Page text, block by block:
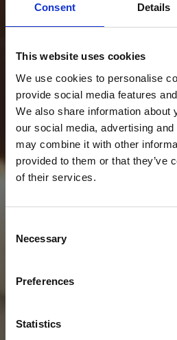
Consent Details
This website uses cookies
We use cookies to personalise
provide social media features
We also share information about
our social media, advertising
may combine it with other
provided to them or that they’ve
of their services.
Selection
Necessary
Preferences
Statistics